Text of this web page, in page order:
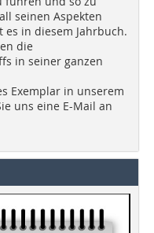
seinen Aspekten
in diesem Jahrbuch.
die
in seiner ganzen
Exemplar in unserem
uns eine E-Mail an